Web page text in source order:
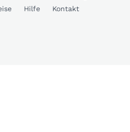
Hilfe Kontakt